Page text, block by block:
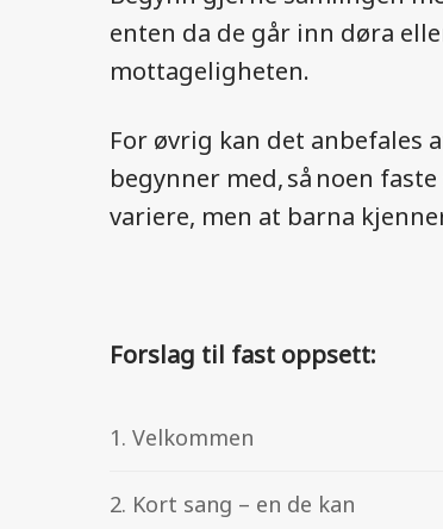
enten da de går inn døra
mottageligheten.
For øvrig kan det anbefales
begynner med, så noen
variere, men at barna
Forslag til fast oppsett:
1. Velkommen
2. Kort sang – en de kan